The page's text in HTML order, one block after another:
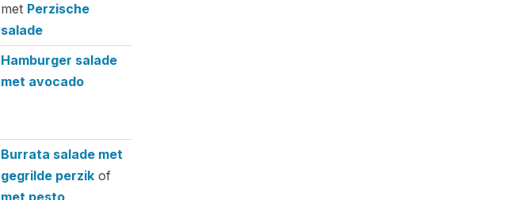
met Perzische
salade
Hamburger salade
met avocado
Burrata salade met
gegrilde perzik of
met pesto